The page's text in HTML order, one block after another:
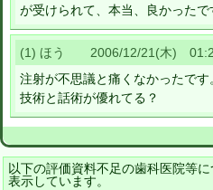
が受けられて、本当、良かったで
(1) ほう 2006/12/21(木)
注射が不思議と痛くなかったです
技術と話術が優れてる？
以下の評価資料不足の歯科医院等
表示しています。